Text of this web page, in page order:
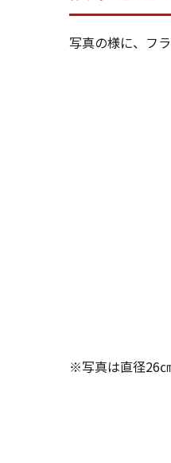
写真の様に、フ
※写真は直径26